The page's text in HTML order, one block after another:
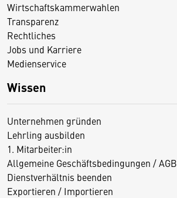
Wirtschaftskammerwahlen
Transparenz
Rechtliches
Jobs und Karriere
Medienservice
Wissen
Unternehmen gründen
Lehrling ausbilden
1. Mitarbeiter:in
Allgemeine Geschäftsbedingungen / AGB
Dienstverhältnis beenden
Exportieren / Importieren